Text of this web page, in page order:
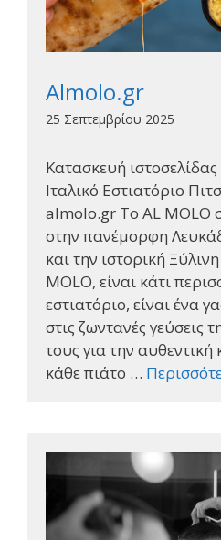
Almolo.gr
25 Σεπτεμβρίου 2025
Κατασκευή
Ιταλικό Εστιατόριο
almolo.gr Το AL MOLO
στην πανέμορφη
και την ιστορική
MOLO, είναι κάτι
εστιατόριο, είναι ένα
στις ζωντανές γεύσεις
τους για την αυθεντική
κάθε πιάτο …